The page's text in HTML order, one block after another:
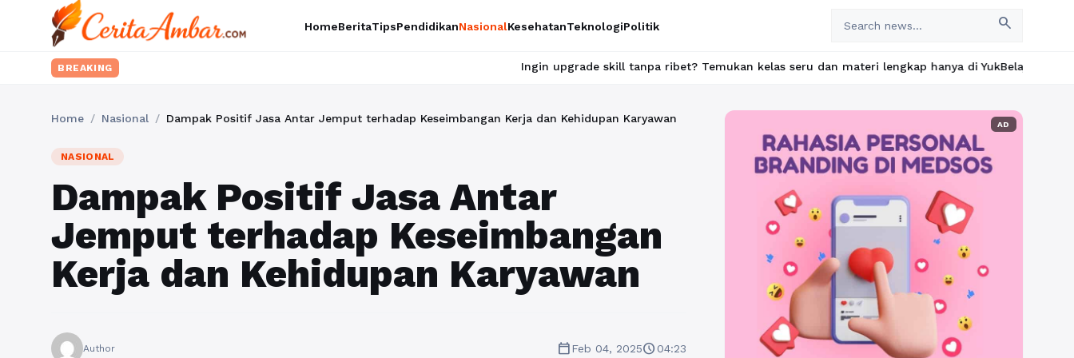
HomeBeritaTipsPendidikanNasionalKesehatanTeknologiPolitik search
BREAKING Ingin upgrade skill tanpa ribet? Temukan kelas seru dan materi lengkap hanya di YukBelajar.com. Mulai langkah
Home / Nasional / Dampak Positif Jasa Antar Jemput terhadap Keseimbangan Kerja dan Kehidupan Karyawan
NASIONAL
Dampak Positif Jasa Antar
Jemput terhadap Keseimbangan
Kerja dan Kehidupan Karyawan
Author calendar_todayFeb 04, 2025schedule04:23
AD